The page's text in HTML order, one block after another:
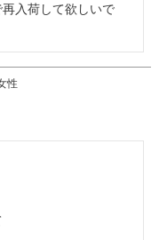
入荷して欲しいで
性